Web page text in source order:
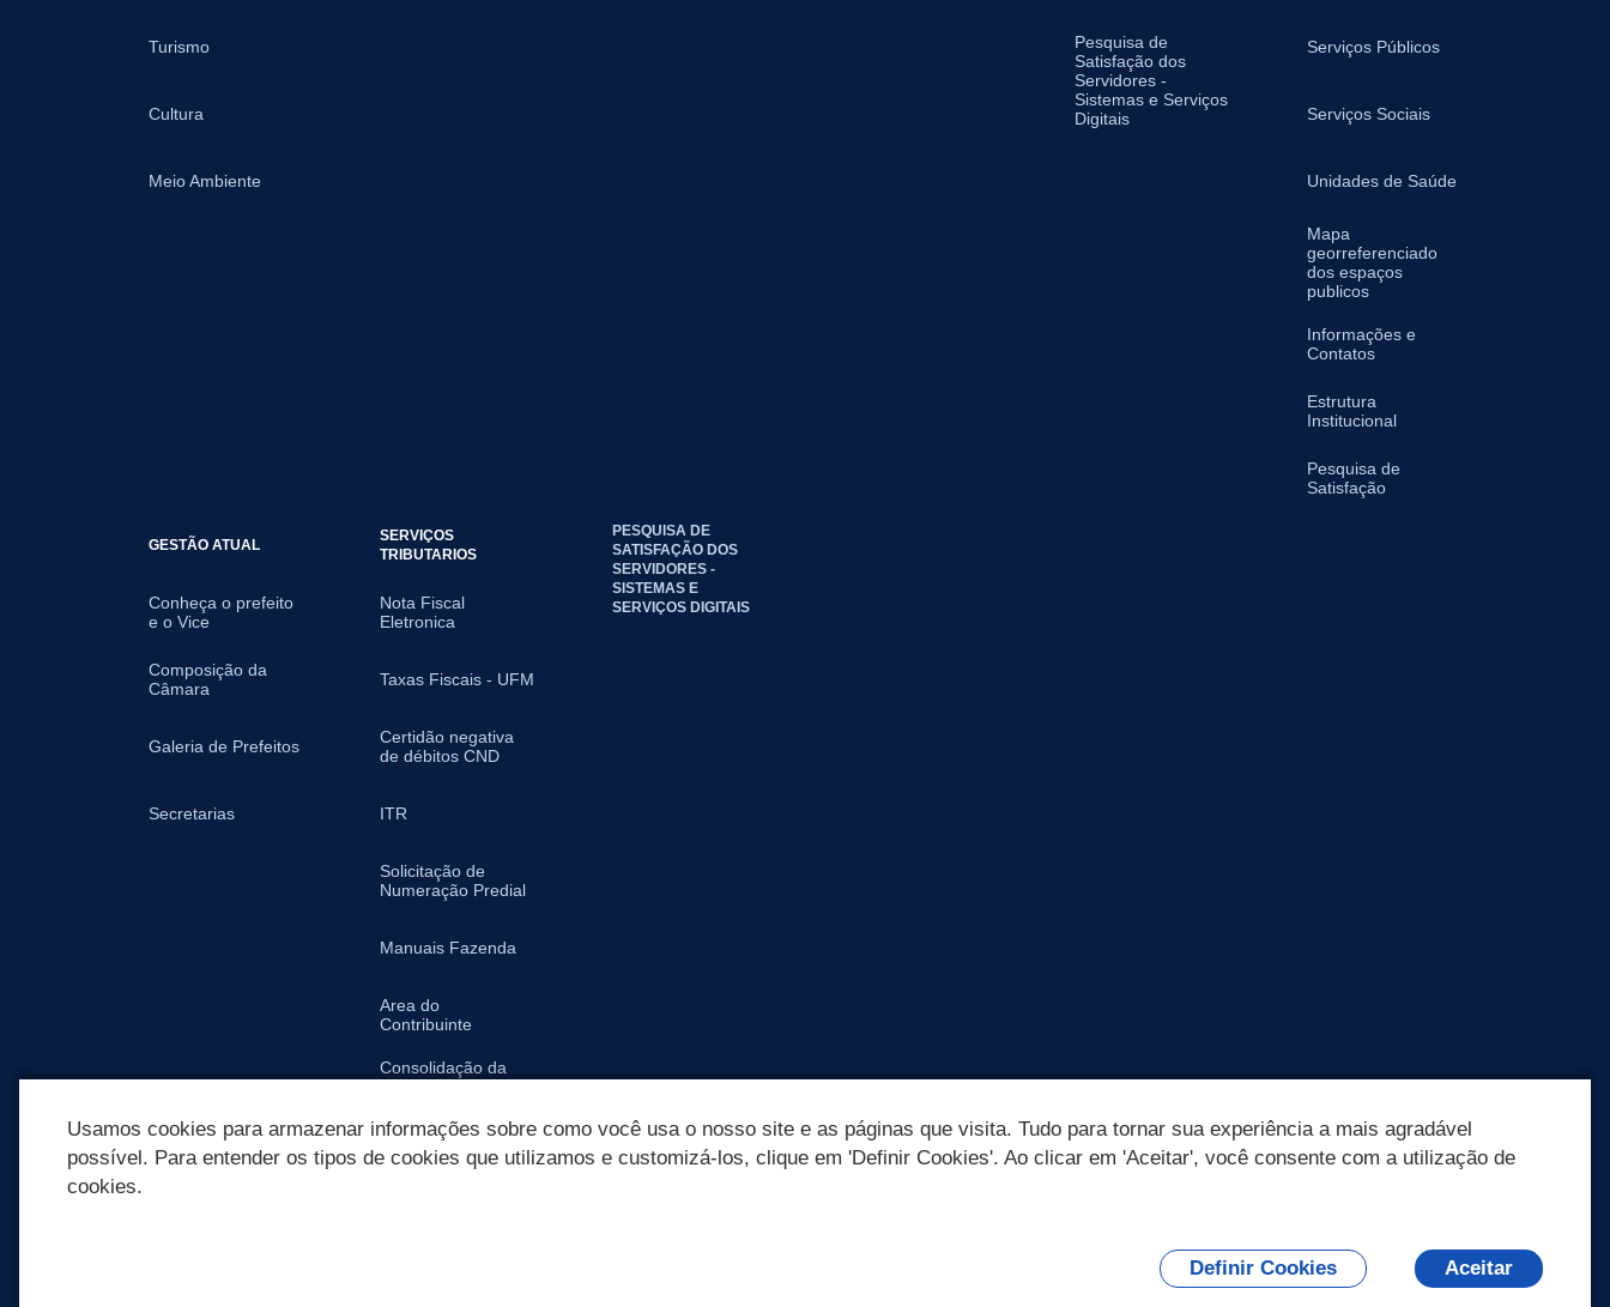
Turismo
Cultura
Meio Ambiente
Pesquisa de
Satisfação dos
Servidores -
Sistemas e Serviços
Digitais
Serviços Públicos
Serviços Sociais
Unidades de Saúde
Mapa
georreferenciado
dos espaços
publicos
Informações e
Contatos
Estrutura
Institucional
Pesquisa de
Satisfação
GESTÃO ATUAL
Conheça o prefeito
e o Vice
Composição da
Câmara
Galeria de Prefeitos
Secretarias
SERVIÇOS
TRIBUTARIOS
Nota Fiscal
Eletronica
Taxas Fiscais - UFM
Certidão negativa
de débitos CND
ITR
Solicitação de
Numeração Predial
Manuais Fazenda
Area do
Contribuinte
Consolidação da
PESQUISA DE
SATISFAÇÃO DOS
SERVIDORES -
SISTEMAS E
SERVIÇOS DIGITAIS
Usamos cookies para armazenar informações sobre como você usa o nosso site e as páginas que visita. Tudo para tornar sua experiência a mais agradável
possível. Para entender os tipos de cookies que utilizamos e customizá-los, clique em 'Definir Cookies'. Ao clicar em 'Aceitar', você consente com a utilização de
cookies.
Definir Cookies Aceitar